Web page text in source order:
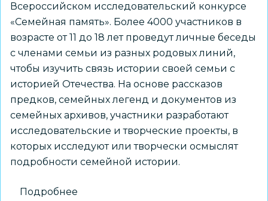
Всероссийском исследовательский конкурсе
«Семейная память». Более 4000 участников в
возрасте от 11 до 18 лет проведут личные беседы
с членами семьи из разных родовых линий,
чтобы изучить связь истории своей семьи с
историей Отечества. На основе рассказов
предков, семейных легенд и документов из
семейных архивов, участники разработают
исследовательские и творческие проекты, в
которых исследуют или творчески осмыслят
подробности семейной истории.
Подробнее